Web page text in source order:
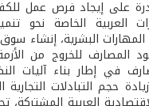
على إيجاد فرص عمل
العربية الخاصة نحو
البشرية، إنشاء
المصارف للخروج من
في إطار بناء آليات
حجم التبادلات التجارية